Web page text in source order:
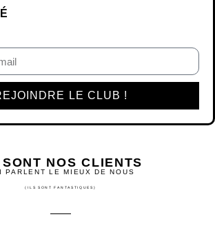
LE CLUB !
NOS CLIENTS
PARLENT LE MIEUX DE NOUS
(ILS SONT FANTASTIQUES)